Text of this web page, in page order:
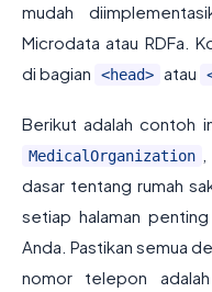
mudah
Microdata atau RDFa.
di bagian
<head> atau
Berikut adalah contoh
MedicalOrganization
dasar tentang rumah
setiap halaman
Anda. Pastikan semua
nomor telepon